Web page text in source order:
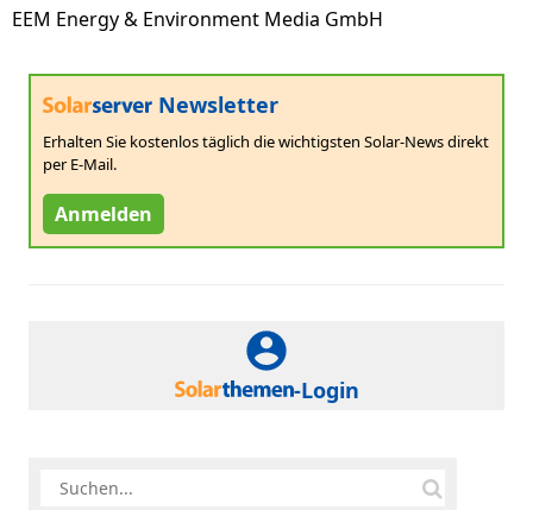
EEM Energy & Environment Media GmbH
Newsletter
Erhalten Sie kostenlos täglich die wichtigsten Solar-News direkt
per E-Mail.
Anmelden
-Login